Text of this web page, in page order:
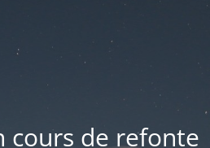
cours de refonte